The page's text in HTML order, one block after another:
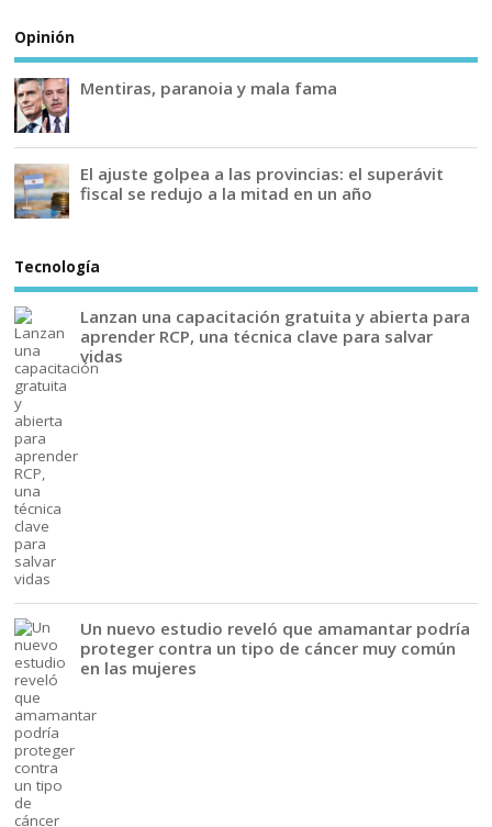
Opinión
Mentiras, paranoia y mala fama
El ajuste golpea a las provincias: el superávit
fiscal se redujo a la mitad en un año
Tecnología
Lanzan una capacitación gratuita y abierta para
aprender RCP, una técnica clave para salvar
vidas
Un nuevo estudio reveló que amamantar podría
proteger contra un tipo de cáncer muy común
en las mujeres